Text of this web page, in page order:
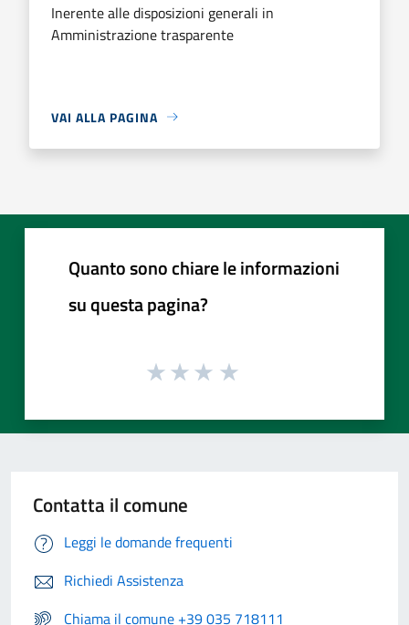
Inerente alle disposizioni generali in
Amministrazione trasparente
VAI ALLA PAGINA
Quanto sono chiare le informazioni
su questa pagina?
Contatta il comune
Leggi le domande frequenti
Richiedi Assistenza
Chiama il comune +39 035 718111